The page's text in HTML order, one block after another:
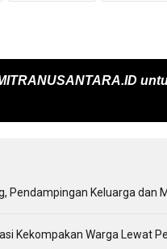
Pendampingan Keluarga dan
Kekompakan Warga Lewat